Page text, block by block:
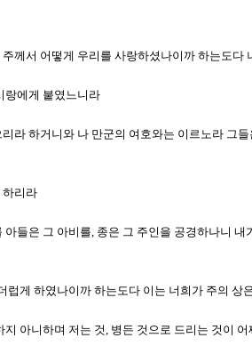
께서 어떻게 우리를 사랑하셨나이까 하는도
랑에게 붙였느니라
하거니와 나 만군의 여호와는 이르노라 그
하리라
들은 그 아비를, 종은 그 주인을 공경하나니
게 하였나이까 하는도다 이는 너희가 주의 상
아니하며 저는 것, 병든 것으로 드리는 것이